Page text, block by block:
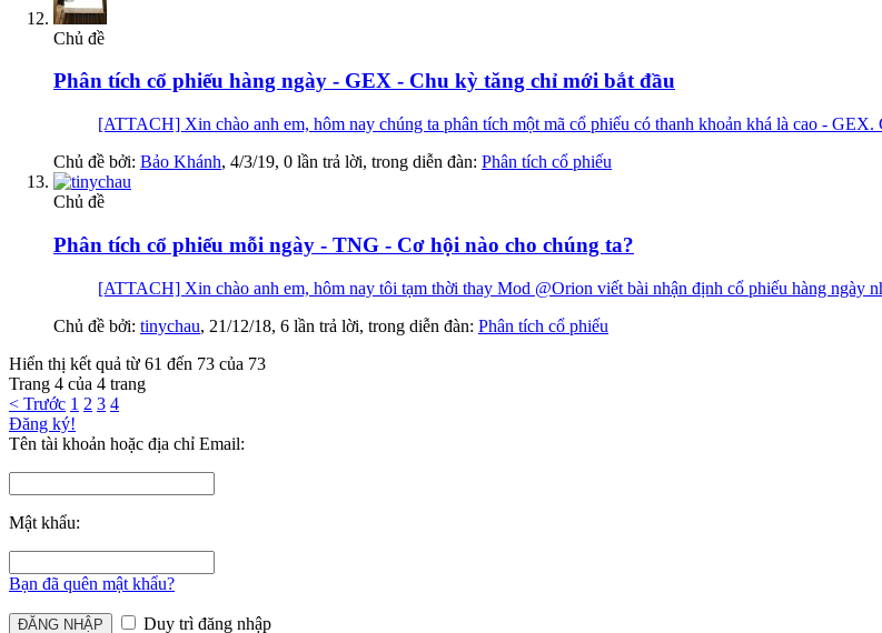
Chủ đề
Phân tích cổ phiếu hàng ngày - GEX - Chu kỳ tăng chỉ mới bắt đầu
[ATTACH] Xin chào anh em, hôm nay chúng ta phân tích một mã cổ phiếu có thanh khoản khá là cao -
Chủ đề bởi: Bảo Khánh, 4/3/19, 0 lần trả lời, trong diễn đàn: Phân tích cổ phiếu
Chủ đề
Phân tích cổ phiếu mỗi ngày - TNG - Cơ hội nào cho chúng ta?
[ATTACH] Xin chào anh em, hôm nay tôi tạm thời thay Mod @Orion viết bài nhận định cổ phiếu hàng ngày
Chủ đề bởi: tinychau, 21/12/18, 6 lần trả lời, trong diễn đàn: Phân tích cổ phiếu
Hiển thị kết quả từ 61 đến 73 của 73
Trang 4 của 4 trang
< Trước 1 2 3 4
Đăng ký!
Tên tài khoản hoặc địa chỉ Email:
Mật khẩu:
Bạn đã quên mật khẩu?
Duy trì đăng nhập